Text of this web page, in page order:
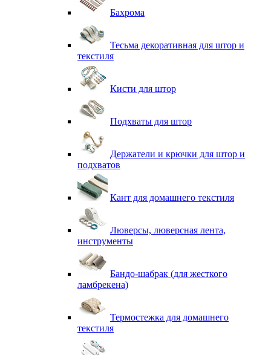
Бахрома
Тесьма декоративная для штор и
текстиля
Кисти для штор
Подхваты для штор
Держатели и крючки для штор и
подхватов
Кант для домашнего текстиля
Люверсы, люверсная лента,
инструменты
Бандо-шабрак (для жесткого
ламбрекена)
Термостежка для домашнего
текстиля